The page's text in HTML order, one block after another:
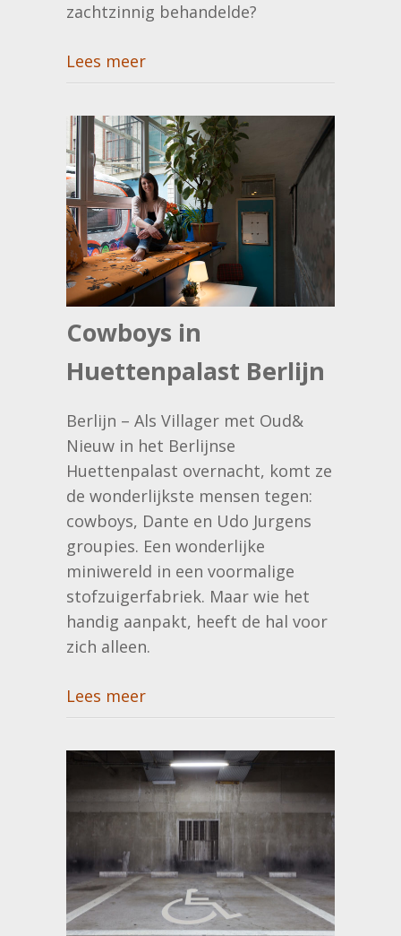
zachtzinnig behandelde?
Lees meer
Cowboys in
Huettenpalast Berlijn
Berlijn – Als Villager met Oud&
Nieuw in het Berlijnse
Huettenpalast overnacht, komt ze
de wonderlijkste mensen tegen:
cowboys, Dante en Udo Jurgens
groupies. Een wonderlijke
miniwereld in een voormalige
stofzuigerfabriek. Maar wie het
handig aanpakt, heeft de hal voor
zich alleen.
Lees meer